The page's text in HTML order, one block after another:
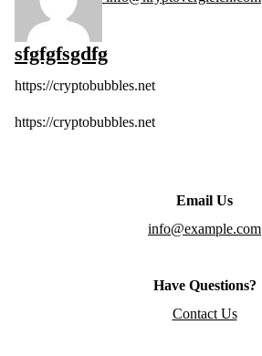
sfgfgfsgdfg
https://cryptobubbles.net
https://cryptobubbles.net
Email Us
info@example.com
Have Questions?
Contact Us